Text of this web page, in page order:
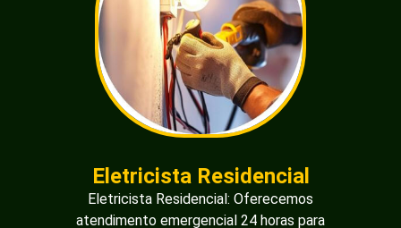
Eletricista Residencial
Eletricista Residencial: Oferecemos
atendimento emergencial 24 horas para